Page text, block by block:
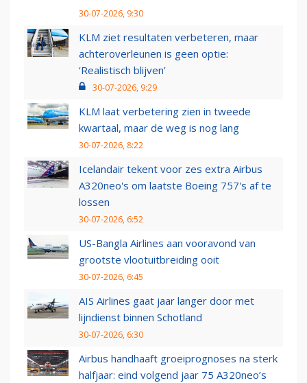
30-07-2026, 9:30
KLM ziet resultaten verbeteren, maar
achteroverleunen is geen optie:
‘Realistisch blijven’
30-07-2026, 9:29
KLM laat verbetering zien in tweede
kwartaal, maar de weg is nog lang
30-07-2026, 8:22
Icelandair tekent voor zes extra Airbus
A320neo's om laatste Boeing 757's af te
lossen
30-07-2026, 6:52
US-Bangla Airlines aan vooravond van
grootste vlootuitbreiding ooit
30-07-2026, 6:45
AIS Airlines gaat jaar langer door met
lijndienst binnen Schotland
30-07-2026, 6:30
Airbus handhaaft groeiprognoses na sterk
halfjaar: eind volgend jaar 75 A320neo’s